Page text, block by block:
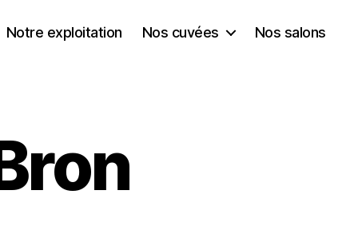
Notre exploitation Nos cuvées Nos salons